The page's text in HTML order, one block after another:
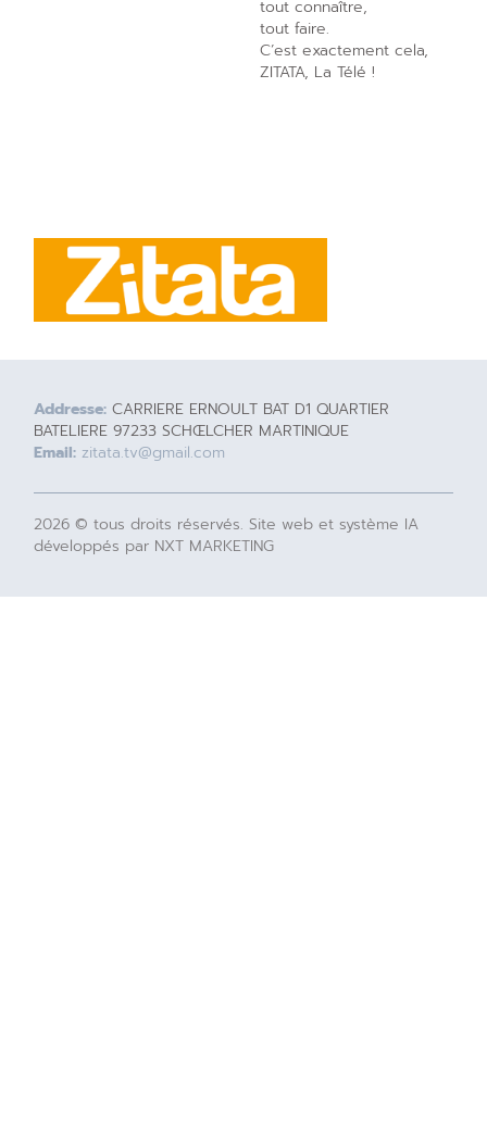
tout connaître,
tout faire.
C’est exactement cela,
ZITATA, La Télé !
Addresse: CARRIERE ERNOULT BAT D1 QUARTIER
BATELIERE 97233 SCHŒLCHER MARTINIQUE
Email: zitata.tv@gmail.com
2026 © tous droits réservés. Site web et système IA
développés par NXT MARKETING